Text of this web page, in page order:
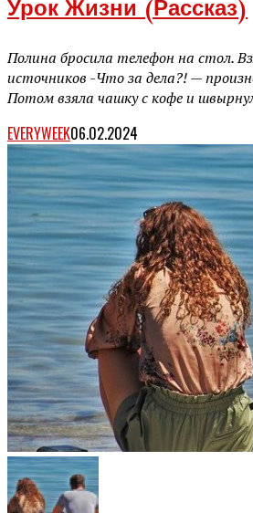
Урок Жизни (рассказ)
Полина бросила телефон на стол.
источников -Что за дела?! —
Потом взяла чашку с кофе и
EVERYWEEK06.02.2024